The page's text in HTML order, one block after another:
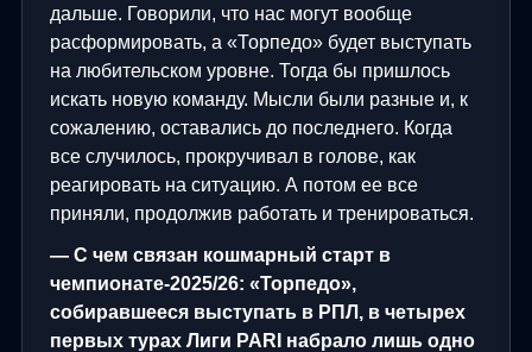
дальше. Говорили, что нас могут вообще
расформировать, а «Торпедо» будет выступать
на любительском уровне. Тогда бы пришлось
искать новую команду. Мысли были разные и, к
сожалению, оставались до последнего. Когда
все случилось, прокручивал в голове, как
реагировать на ситуацию. А потом ее все
приняли, продолжив работать и тренироваться.
— С чем связан кошмарный старт в
чемпионате-2025/26: «Торпедо»,
собиравшееся выступать в РПЛ, в четырех
первых турах Лиги PARI набрало лишь одно